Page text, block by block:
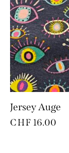
Jersey Auge
CHF 16.00